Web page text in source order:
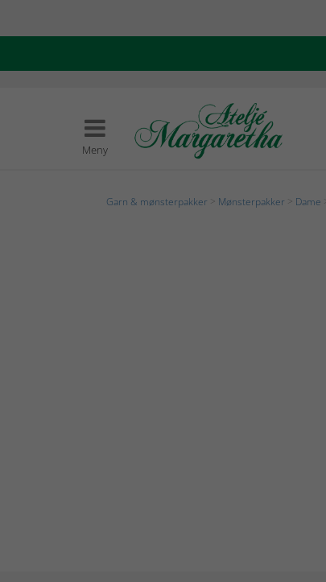
Meny
Garn & mønsterpakker Mønsterpakker Dame